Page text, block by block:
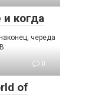
и когда
череда
0
of